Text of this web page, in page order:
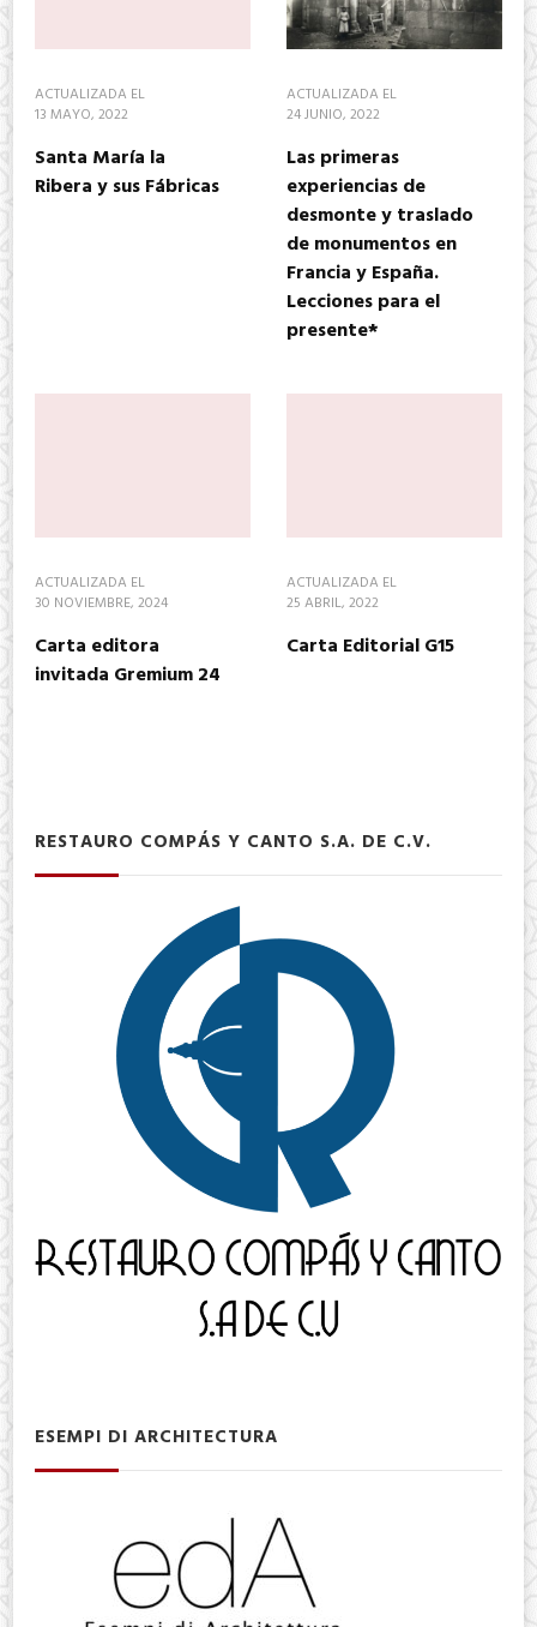
ACTUALIZADA EL
13 MAYO, 2022
Santa María la
Ribera y sus Fábricas
ACTUALIZADA EL
24 JUNIO, 2022
Las primeras
experiencias de
desmonte y traslado
de monumentos en
Francia y España.
Lecciones para el
presente*
ACTUALIZADA EL
30 NOVIEMBRE, 2024
Carta editora
invitada Gremium 24
ACTUALIZADA EL
25 ABRIL, 2022
Carta Editorial G15
RESTAURO COMPÁS Y CANTO S.A. DE C.V.
ESEMPI DI ARCHITECTURA